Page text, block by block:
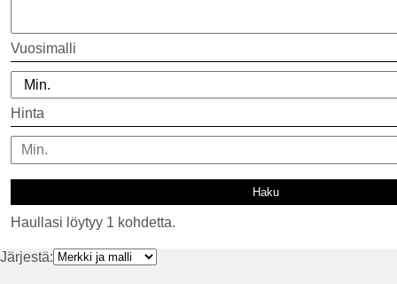
Vuosimalli
Hinta
Haullasi löytyy 1 kohdetta.
Järjestä: